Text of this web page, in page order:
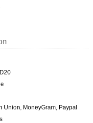
Union, MoneyGram, Paypal